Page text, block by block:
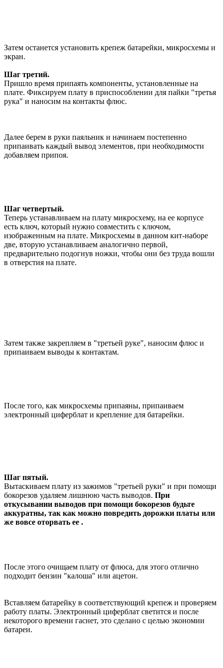
Затем останется установить крепеж батарейки, микросхемы и
экран.
Шаг третий.
Пришло время припаять компоненты, установленные на
плате. Фиксируем плату в приспособлении для пайки "третья
рука" и наносим на контакты флюс.
Далее берем в руки паяльник и начинаем постепенно
припаивать каждый вывод элементов, при необходимости
добавляем припоя.
Шаг четвертый.
Теперь устанавливаем на плату микросхему, на ее корпусе
есть ключ, который нужно совместить с ключом,
изображенным на плате. Микросхемы в данном кит-наборе
две, вторую устанавливаем аналогично первой,
предварительно подогнув ножки, чтобы они без труда вошли
в отверстия на плате.
Затем также закрепляем в "третьей руке", наносим флюс и
припаиваем выводы к контактам.
После того, как микросхемы припаяны, припаиваем
электронный циферблат и крепление для батарейки.
Шаг пятый.
Вытаскиваем плату из зажимов "третьей руки" и при помощи
бокорезов удаляем лишнюю часть выводов. При
откусывании выводов при помощи бокорезов будьте
аккуратны, так как можно повредить дорожки платы или
же вовсе оторвать ее .
После этого очищаем плату от флюса, для этого отлично
подходит бензин "калоша" или ацетон.
Вставляем батарейку в соответствующий крепеж и проверяем
работу платы. Электронный циферблат светится и после
некоторого времени гаснет, это сделано с целью экономии
батареи.